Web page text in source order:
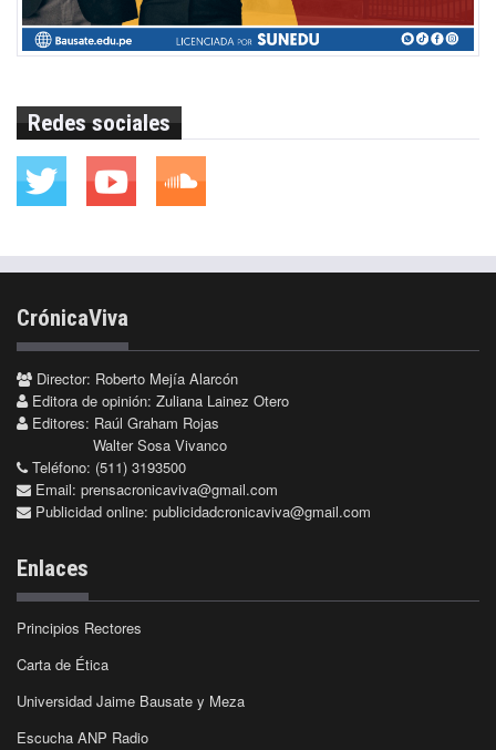
Redes sociales
CrónicaViva
Director: Roberto Mejía Alarcón
Editora de opinión: Zuliana Lainez Otero
Editores: Raúl Graham Rojas
Walter Sosa Vivanco
Teléfono: (511) 3193500
Email: prensacronicaviva@gmail.com
Publicidad online: publicidadcronicaviva@gmail.com
Enlaces
Principios Rectores
Carta de Ética
Universidad Jaime Bausate y Meza
Escucha ANP Radio